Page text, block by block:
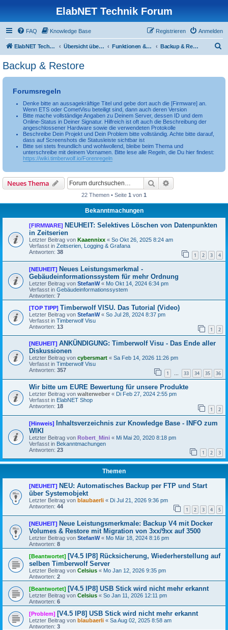
ElabNET Technik Forum
FAQ Knowledge Base Anmelden
Registrieren
ElabNET Technik Forum Übersicht über forum.timberwolf.io Funktionen & Leistungsmerkmale Backup & Restore
Backup & Restore
Forumsregeln
Denke bitte an aussagekräftige Titel und gebe dort auch die [Firmware] an.
Wenn ETS oder CometVisu beteiligt sind, dann auch deren Version
Bitte mache vollständige Angaben zu Deinem Server, dessen ID und dem
Online-Status in Deiner Signatur. Hilfreich ist oft auch die Beschreibung der
angeschlossener Hardware sowie die verwendeten Protokolle
Beschreibe Dein Projekt und Dein Problem bitte vollständig. Achte bitte darauf,
dass auf Screenshots die Statusleiste sichtbar ist
Bitte sei stets freundlich und wohlwollend, bleibe beim Thema und
unterschreibe mit deinem Vornamen. Bitte lese alle Regeln, die Du hier findest:
https://wiki.timberwolf.io/Forenregeln
Neues Thema Suche
22 Themen • Seite 1 von 1
Bekanntmachungen
[FIRMWARE] NEUHEIT: Selektives Löschen von Datenpunkten
in Zeitserien
Letzter Beitrag von Kaaennixx « So Okt 26, 2025 8:24 am
Verfasst in Zeitserien, Logging & Grafana
Antworten: 38 1 2 3 4
[NEUHEIT] Neues Leistungsmerkmal -
Gebäudeinformationssystem für mehr Ordnung
Letzter Beitrag von StefanW« Mo Okt 14, 2024 6:34 pm
Verfasst in Gebäudeinformationssystem
Antworten: 7
[TOP TIPP] Timberwolf VISU. Das Tutorial (Video)
Letzter Beitrag von StefanW« So Jul 28, 2024 8:37 pm
Verfasst in Timberwolf Visu
Antworten: 13 1 2
[NEUHEIT] ANKÜNDIGUNG: Timberwolf Visu - Das Ende aller
Diskussionen
Letzter Beitrag von cybersmart « Sa Feb 14, 2026 11:26 pm
Verfasst in Timberwolf Visu
Antworten: 357 1 … 33 34 35 36
Wir bitte um EURE Bewertung für unsere Produkte
Letzter Beitrag von walterweber « Di Feb 27, 2024 2:55 pm
Verfasst in ElabNET Shop
Antworten: 18 1 2
[Hinweis] Inhaltsverzeichnis zur Knowledge Base - INFO zum
WIKI
Letzter Beitrag von Robert_Mini « Mi Mai 20, 2020 8:18 pm
Verfasst in Bekanntmachungen
Antworten: 23 1 2 3
Themen
[NEUHEIT] NEU: Automatisches Backup per FTP und Start
über Systemobjekt
Letzter Beitrag von blaubaerli « Di Jul 21, 2026 9:36 pm
Antworten: 44 1 2 3 4 5
[NEUHEIT] Neue Leistungsmerkmale: Backup V4 mit Docker
Volumes & Restore mit Migration von 3xx/9xx auf 3500
Letzter Beitrag von StefanW« Mo Mär 18, 2024 8:16 pm
Antworten: 8
[Beantwortet] [V4.5 IP8] Rücksicherung, Wiederherstellung auf
selben Timberwolf Server
Letzter Beitrag von Celsius « Mo Jan 12, 2026 9:35 pm
Antworten: 2
[Beantwortet] [V4.5 IP8] USB Stick wird nicht mehr erkannt
Letzter Beitrag von Celsius « So Jan 11, 2026 12:11 pm
Antworten: 6
[Problem] [V4.5 IP8] USB Stick wird nicht mehr erkannt
Letzter Beitrag von blaubaerli « Sa Aug 02, 2025 8:58 am
Antworten: 3